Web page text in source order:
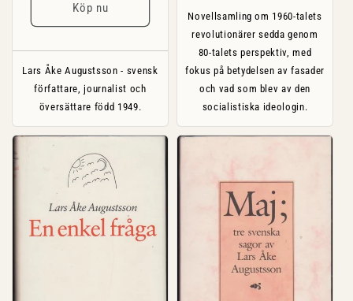
Köp nu
Lars Åke Augustsson - svensk
författare, journalist och
översättare född 1949.
Novellsamling om 1960-talets
revolutionärer sedda genom
80-talets perspektiv, med
fokus på betydelsen av fasader
och vad som blev av den
socialistiska ideologin.